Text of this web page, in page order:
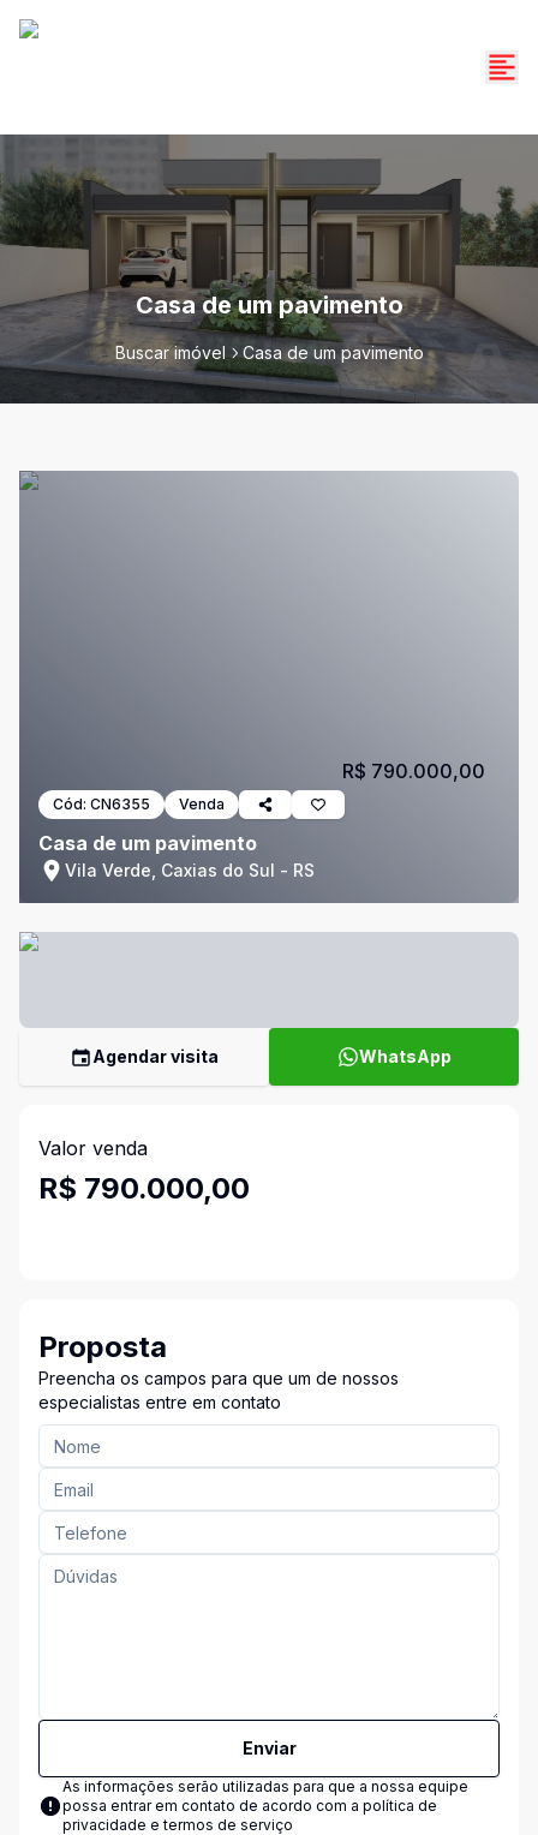
Casa de um pavimento
Buscar imóvel Casa de um pavimento
Cód: CN6355 Venda
Casa de um pavimento
Vila Verde, Caxias do Sul - RS
R$ 790.000,00
Agendar visita WhatsApp
Valor venda
R$ 790.000,00
Proposta
Preencha os campos para que um de nossos
especialistas entre em contato
Enviar
As informações serão utilizadas para que a nossa equipe
possa entrar em contato de acordo com a política de
privacidade e termos de serviço